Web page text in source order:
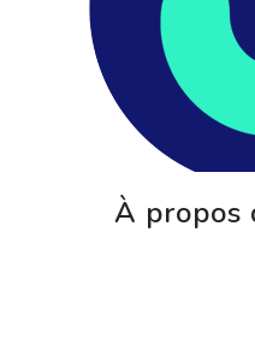
À propos